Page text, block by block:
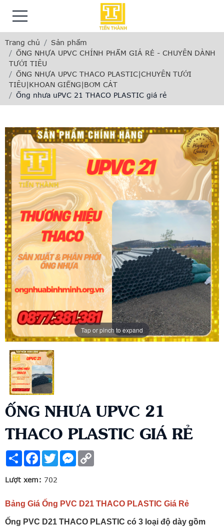
Trang chủ
Sản phẩm
ỐNG NHỰA UPVC CHÍNH PHẨM GIÁ RẺ - CHUYÊN DÀNH
TƯỚI TIÊU
ỐNG NHỰA UPVC THACO PLASTIC|CHUYÊN TƯỚI
TIÊU|KHOAN GIẾNG|BƠM CÁT
Ống nhưa uPVC 21 THACO PLASTIC giá rẻ
Tap or pinch to expand
ỐNG NHƯA UPVC 21
THACO PLASTIC GIÁ RẺ
ShareFacebook
TwitterMessenger
Lượt xem: 702
Bảng Giá Ống PVC D21 THACO PLASTIC Giá Rẻ
Ống PVC D21 THACO PLASTIC có 3 loại độ dày gồm